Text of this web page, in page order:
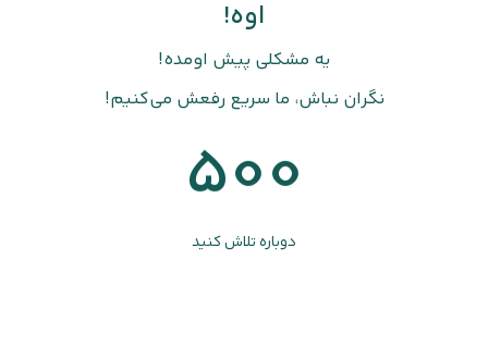
اوه!
یه مشکلی پیش اومده!
نگران نباش، ما سریع رفعش می‌کنیم!
500
دوباره تلاش کنید